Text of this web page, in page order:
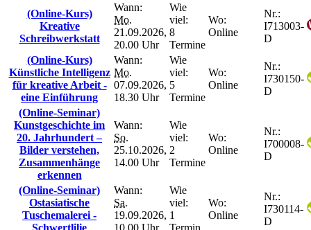
(Online-Kurs)
Kreative
Schreibwerkstatt
Wann:
Mo.
21.09.2026,
20.00 Uhr
Wie
viel:
8
Termine
Wo:
Online
Nr.:
I713003-
D
(Online-Kurs)
Künstliche Intelligenz
für kreative Arbeit -
eine Einführung
Wann:
Mo.
07.09.2026,
18.30 Uhr
Wie
viel:
5
Termine
Wo:
Online
Nr.:
I730150-
D
(Online-Seminar)
Kunstgeschichte im
20. Jahrhundert –
Bilder verstehen,
Zusammenhänge
erkennen
Wann:
So.
25.10.2026,
14.00 Uhr
Wie
viel:
2
Termine
Wo:
Online
Nr.:
I700008-
D
(Online-Seminar)
Ostasiatische
Tuschemalerei -
Schwertlilie
Wann:
Sa.
19.09.2026,
10.00 Uhr
Wie
viel:
1
Termin
Wo:
Online
Nr.:
I730114-
D